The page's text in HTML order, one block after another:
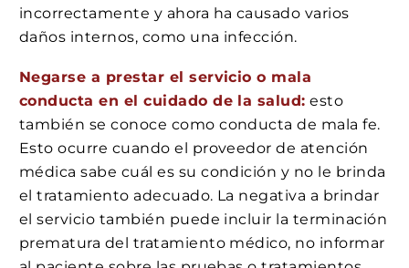
incorrectamente y ahora ha causado varios
daños internos, como una infección.
Negarse a prestar el servicio o mala
conducta en el cuidado de la salud: esto
también se conoce como conducta de mala fe.
Esto ocurre cuando el proveedor de atención
médica sabe cuál es su condición y no le brinda
el tratamiento adecuado. La negativa a brindar
el servicio también puede incluir la terminación
prematura del tratamiento médico, no informar